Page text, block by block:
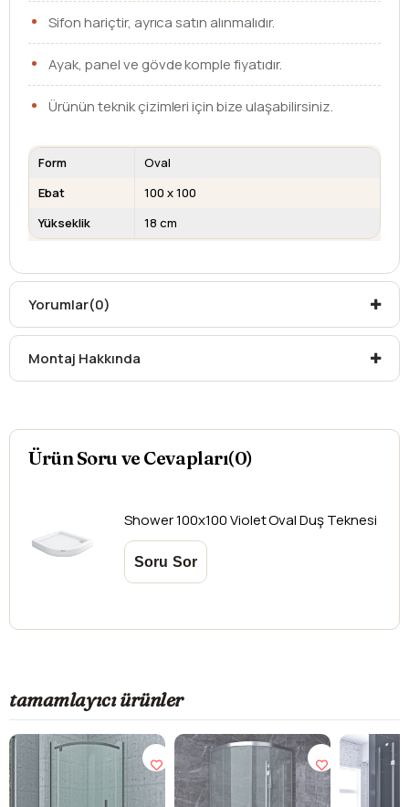
Sifon hariçtir, ayrıca satın alınmalıdır.
Ayak, panel ve gövde komple fiyatıdır.
Ürünün teknik çizimleri için bize ulaşabilirsiniz.
Form
Oval
Ebat
100 x 100
Yükseklik
18 cm
mesafelere göre değişiklik gösterebilir.
Kargo teslimatlarında mesafelerden dolayı
Kargonuzu teslim alırken hasarlı olabileceğini
düşündüğünüz ürünler için
yazdırmanız gerekmektedir.
Yorumlar(0)
Montaj Hakkında
Ürün Soru ve Cevapları(0)
Shower100x100 Violet Oval Duş Teknesi
tamamlayıcı ürünler